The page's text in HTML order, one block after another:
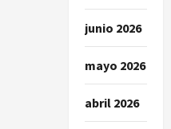
junio 2026
mayo 2026
abril 2026